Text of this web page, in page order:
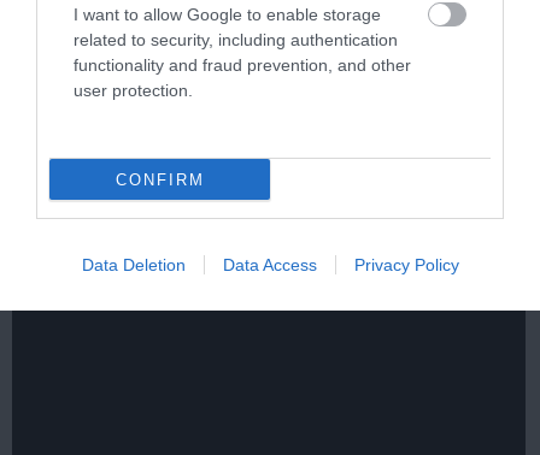
I want to allow Google to enable storage
related to security, including authentication
functionality and fraud prevention, and other
user protection.
CONFIRM
Data Deletion Data Access Privacy Policy
More